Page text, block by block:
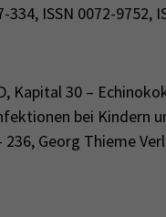
ISSN 0072-9752,
Kapital 30 –
bei Kindern
Georg Thieme